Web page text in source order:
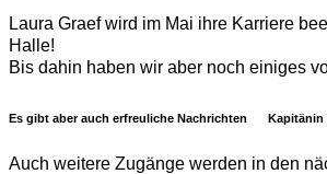
Laura Graef wird im Mai ihre Karriere
Halle!
Bis dahin haben wir aber noch einiges
Es gibt aber auch erfreuliche Nachrichten Kapitänin
Auch weitere Zugänge werden in den